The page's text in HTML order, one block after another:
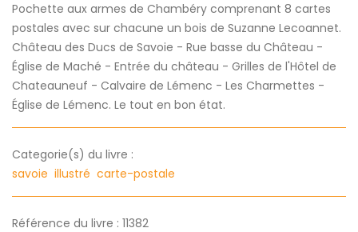
Pochette aux armes de Chambéry comprenant 8 cartes
postales avec sur chacune un bois de Suzanne Lecoannet.
Château des Ducs de Savoie - Rue basse du Château -
Église de Maché - Entrée du château - Grilles de l'Hôtel de
Chateauneuf - Calvaire de Lémenc - Les Charmettes -
Église de Lémenc. Le tout en bon état.
Categorie(s) du livre :
savoie illustré carte-postale
Référence du livre : 11382